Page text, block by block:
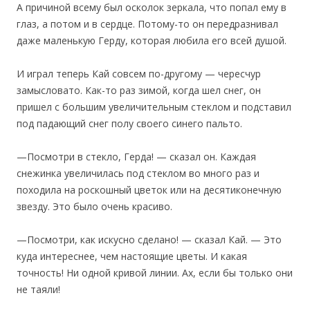
А причиной всему был осколок зеркала, что попал ему в
глаз, а потом и в сердце. Потому-то он передразнивал
даже маленькую Герду, которая любила его всей душой.
И играл теперь Кай совсем по-другому — чересчур
замысловато. Как-то раз зимой, когда шел снег, он
пришел с большим увеличительным стеклом и подставил
под падающий снег полу своего синего пальто.
—Посмотри в стекло, Герда! — сказал он. Каждая
снежинка увеличилась под стеклом во много раз и
походила на роскошный цветок или на десятиконечную
звезду. Это было очень красиво.
—Посмотри, как искусно сделано! — сказал Кай. — Это
куда интереснее, чем настоящие цветы. И какая
точность! Ни одной кривой линии. Ах, если бы только они
не таяли!